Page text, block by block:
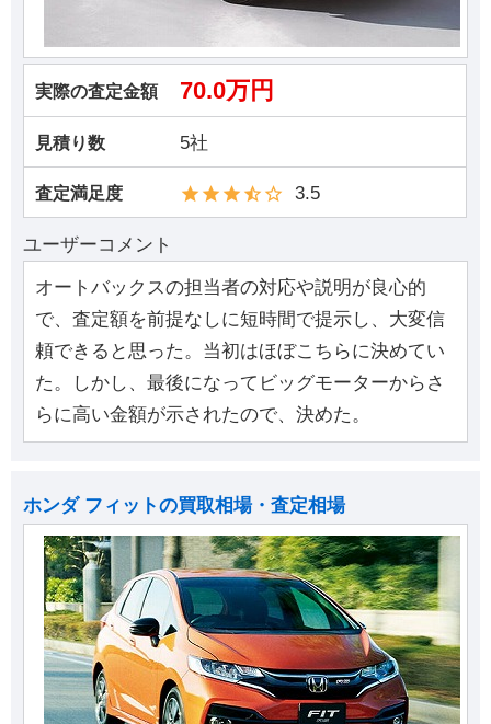
実際の査定金額 70.0万円
見積り数 5社
査定満足度 3.5
ユーザーコメント
オートバックスの担当者の対応や説明が良心的
で、査定額を前提なしに短時間で提示し、大変信
頼できると思った。当初はほぼこちらに決めてい
た。しかし、最後になってビッグモーターからさ
らに高い金額が示されたので、決めた。
ホンダ フィットの買取相場・査定相場